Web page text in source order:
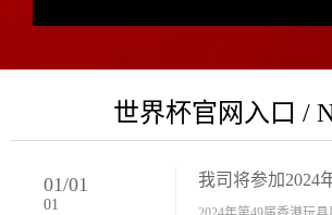
世界杯官网入口 /
01/01
01